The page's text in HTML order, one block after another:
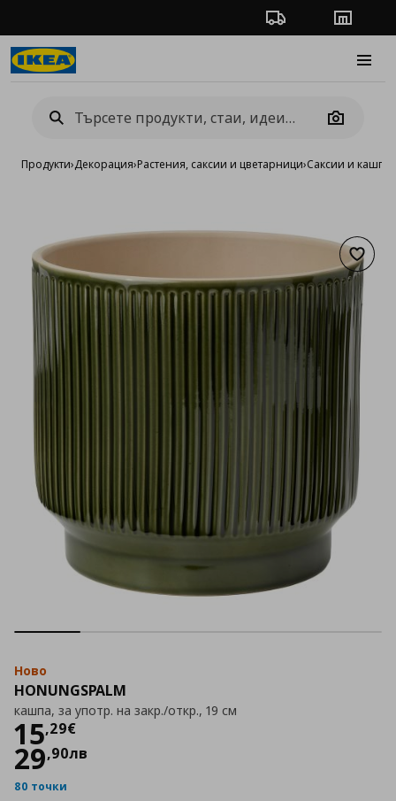
Проследяване на
Camera
Продукти›Декорация›Растения, саксии и цветарници›Саксии и кашпи
Ново
HONUNGSPALM
кашпа, за употр. на закр./откр., 19 см
15,29€
Цена
29,90лв
80 точки